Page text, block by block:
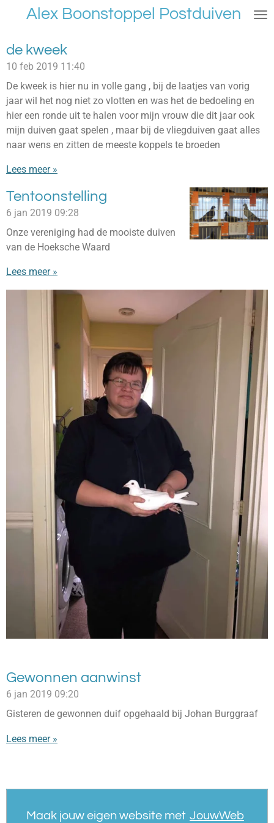
naar
de
hoofdinhoud
Alex Boonstoppel Postduiven
de kweek
10 feb 2019 11:40
De kweek is hier nu in volle gang , bij de laatjes van vorig
jaar wil het nog niet zo vlotten en was het de bedoeling en
hier een ronde uit te halen voor mijn vrouw die dit jaar ook
mijn duiven gaat spelen , maar bij de vliegduiven gaat alles
naar wens en zitten de meeste koppels te broeden
Lees meer »
Tentoonstelling
6 jan 2019 09:28
Onze vereniging had de mooiste duiven
van de Hoeksche Waard
Lees meer »
Gewonnen aanwinst
6 jan 2019 09:20
Gisteren de gewonnen duif opgehaald bij Johan Burggraaf
Lees meer »
Maak jouw eigen website met JouwWeb